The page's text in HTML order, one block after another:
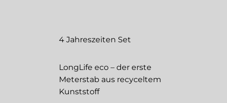
4 Jahreszeiten Set
LongLife eco – der erste
Meterstab aus recyceltem
Kunststoff